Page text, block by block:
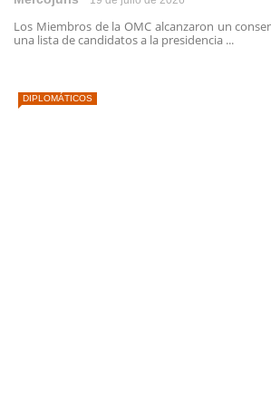
Los Miembros de la OMC alcanzaron un
una lista de candidatos a la presidencia ...
DIPLOMÁTICOS